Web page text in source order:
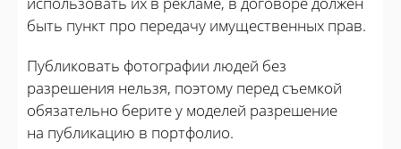
быть пункт про передачу имущественных прав.
Публиковать фотографии людей без
разрешения нельзя, поэтому перед съемкой
обязательно берите у моделей разрешение
на публикацию в портфолио.